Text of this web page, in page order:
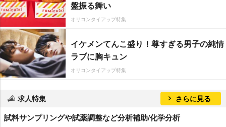
盤振る舞い
オリコンタイアップ特集
イケメンてんこ盛り！尊すぎる男子の純情
ラブに胸キュン
オリコンタイアップ特集
求人特集 さらに見る
試料サンプリングや試薬調整など分析補助/化学分析